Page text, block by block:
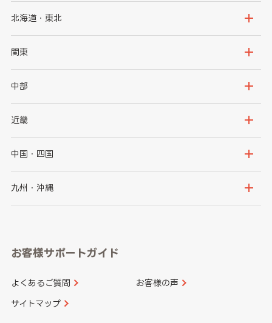
北海道・東北
北海道
岩手県
秋田県
関東
茨城県
群馬県
千葉県
中部
新潟県
石川県
山梨県
愛知県
近畿
大阪府
京都府
和歌山県
中国・四国
鳥取県
山口県
香川県 愛媛県
九州・沖縄
長崎県
大分県 宮崎県
お客様サポートガイド
よくあるご質問 お客様の声
サイトマップ